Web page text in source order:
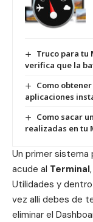
Truco para tu
verifica que la
Como
aplicaciones
Como sacar
realizadas en tu
Un primer sistema
acude al Terminal
Utilidades y
vez alli debes de
eliminar el